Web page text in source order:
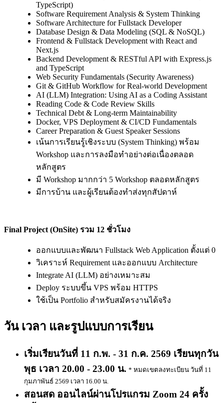
TypeScript)
Software Requirement Analysis & System Thinking
Software Architecture for Fullstack Developer
Database Design & Data Modeling (SQL & NoSQL)
Frontend & Fullstack Development with React and
Next.js
Backend Development & RESTful API with Express.js
and TypeScript
Web Security Fundamentals (Security Awareness)
Git & GitHub Workflow for Real-world Development
AI (LLM) Integration: Using AI as a Coding Assistant
Reading Code & Code Review Skills
Technical Debt & Long-term Maintainability
Docker, VPS Deployment & CI/CD Fundamentals
Career Preparation & Guest Speaker Sessions
เน้นการเรียนรู้เชิงระบบ (System Thinking) พร้อม
Workshop และการลงมือทำอย่างต่อเนื่องตลอด
หลักสูตร
มี Workshop มากกว่า 5 Workshop ตลอดหลักสูตร
มีการบ้าน และผู้เรียนต้องทำส่งทุกสัปดาห์
Final Project (OnSite) รวม 12 ชั่วโมง
ออกแบบและพัฒนา Fullstack Web Application ตั้งแต่ 0
วิเคราะห์ Requirement และออกแบบ Architecture
Integrate AI (LLM) อย่างเหมาะสม
Deploy ระบบขึ้น VPS พร้อม HTTPS
ใช้เป็น Portfolio สำหรับสมัครงานได้จริง
วัน เวลา และรูปแบบการเรียน
เริ่มเรียนวันที่ 11 ก.พ. - 31 ก.ค. 2569 เรียนทุกวัน
พุธ เวลา 20.00 - 23.00 น. * หมดเขตลงทะเบียน วันที่ 11
กุมภาพันธ์ 2569 เวลา 16.00 น.
สอนสด ออนไลน์ผ่านโปรแกรม Zoom 24 ครั้ง